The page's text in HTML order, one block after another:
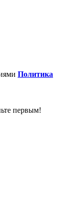
Политика
первым!